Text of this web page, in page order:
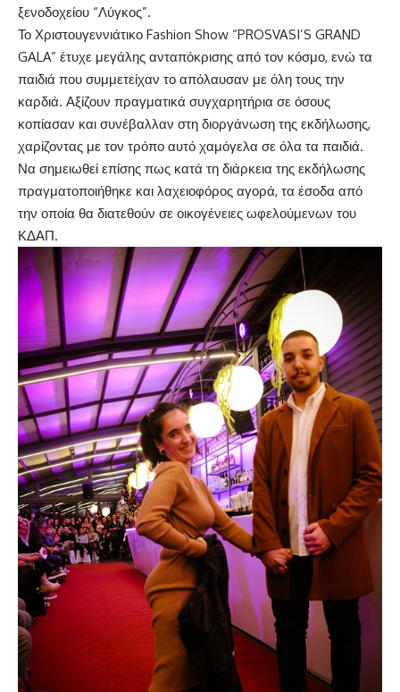
ξενοδοχείου “Λύγκος”.
Το Χριστουγεννιάτικο Fashion Show “PROSVASI’S GRAND
GALA” έτυχε μεγάλης ανταπόκρισης από τον κόσμο, ενώ τα
παιδιά που συμμετείχαν το απόλαυσαν με όλη τους την
καρδιά. Αξίζουν πραγματικά συγχαρητήρια σε όσους
κοπίασαν και συνέβαλλαν στη διοργάνωση της εκδήλωσης,
χαρίζοντας με τον τρόπο αυτό χαμόγελα σε όλα τα παιδιά.
Να σημειωθεί επίσης πως κατά τη διάρκεια της εκδήλωσης
πραγματοποιήθηκε και λαχειοφόρος αγορά, τα έσοδα από
την οποία θα διατεθούν σε οικογένειες ωφελούμενων του
ΚΔΑΠ.